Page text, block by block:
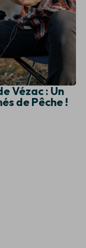
Vézac : Un
de Pêche !